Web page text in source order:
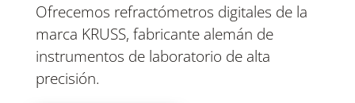
Ofrecemos refractómetros digitales de la
marca KRUSS, fabricante alemán de
instrumentos de laboratorio de alta
precisión.